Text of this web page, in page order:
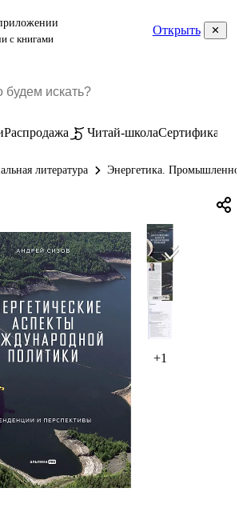
с книгами
Открыть
Распродажа Читай-школаСертификаты
литература Энергетика.
+1